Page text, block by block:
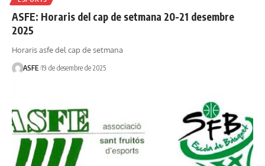
ASFE: Horaris del cap de setmana 20-21 desembre
2025
Horaris asfe del cap de setmana
ASFE 19 de desembre de 2025